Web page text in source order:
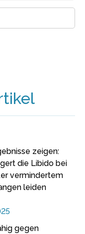
zeigen:
die Libido bei
vermindertem
leiden
gegen